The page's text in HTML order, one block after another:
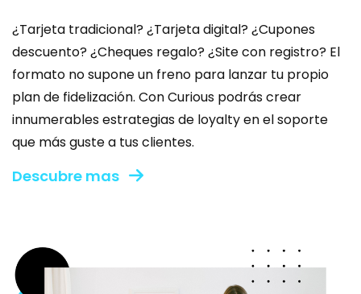
¿Tarjeta tradicional? ¿Tarjeta digital? ¿Cupones
descuento? ¿Cheques regalo? ¿Site con registro? El
formato no supone un freno para lanzar tu propio
plan de fidelización. Con Curious podrás crear
innumerables estrategias de loyalty en el soporte
que más guste a tus clientes.
Descubre mas